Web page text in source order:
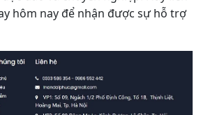
hôm nay để nhận được sự hỗ trợ